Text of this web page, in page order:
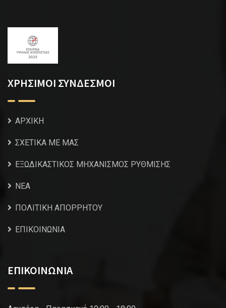
ΧΡΗΣΙΜΟΙ ΣΥΝΔΕΣΜΟΙ
ΑΡΧΙΚΗ
ΣΧΕΤΙΚΑ ΜΕ ΜΑΣ
ΕΞΩΔΙΚΑΣΤΙΚΟΣ ΜΗΧΑΝΙΣΜΟΣ ΡΥΘΜΙΣΗΣ
NEA
ΠΟΛΙΤΙΚΗ ΑΠΟΡΡΗΤΟΥ
ΕΠΙΚΟΙΝΩΝΙΑ
ΕΠΙΚΟΙΝΩΝΙΑ